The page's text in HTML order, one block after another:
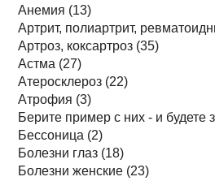
Анемия (13)
Артрит, полиартрит,
Артроз, коксартроз (35)
Астма (27)
Атеросклероз (22)
Атрофия (3)
Берите пример с них - и будете
Бессоница (2)
Болезни глаз (18)
Болезни женские (23)